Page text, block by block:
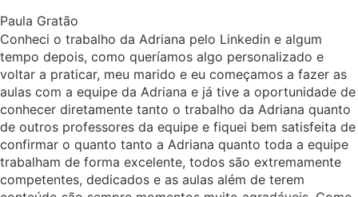
Paula Gratão
Conheci o trabalho da Adriana pelo Linkedin e algum
tempo depois, como queríamos algo personalizado e
voltar a praticar, meu marido e eu começamos a fazer as
aulas com a equipe da Adriana e já tive a oportunidade de
conhecer diretamente tanto o trabalho da Adriana quanto
de outros professores da equipe e fiquei bem satisfeita de
confirmar o quanto tanto a Adriana quanto toda a equipe
trabalham de forma excelente, todos são extremamente
competentes, dedicados e as aulas além de terem